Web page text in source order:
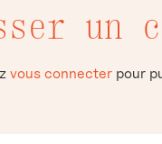
un
vous connecter pour